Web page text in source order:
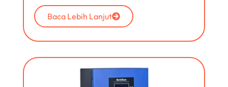
Baca Lebih Lanjut